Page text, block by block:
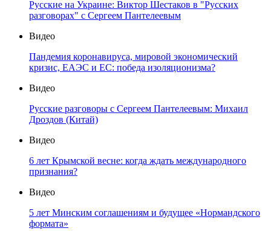
Русские на Украине: Виктор Шестаков в "Русских
разговорах" с Сергеем Пантелеевым
Видео
Пандемия коронавируса, мировой экономический
кризис, ЕАЭС и ЕС: победа изоляционизма?
Видео
Русские разговоры с Сергеем Пантелеевым: Михаил
Дроздов (Китай)
Видео
6 лет Крымской весне: когда ждать международного
признания?
Видео
5 лет Минским соглашениям и будущее «Нормандского
формата»